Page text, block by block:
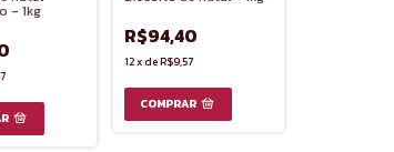
- 1kg
R$94,40
12xdeR$9,57